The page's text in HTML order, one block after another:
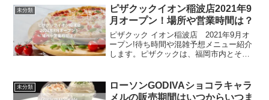
身の大将がこだわった、上質な鹿児島産
の「がんこ鶏」...
未分類
ピザクックイオン稲波店2021年9
月オープン！場所や営業時間は？
ピザクック イオン稲波店 2021年9月オ
ープン!待ち時間や混雑予想メニュー紹介
します。ピザクックは、福岡市内とその
モダン焼きも取り扱っていて、サイドメ
ニューも充実し...
未分類
ローソンGODIVAショコラキャラ
メルの販売期間はいつからいつま